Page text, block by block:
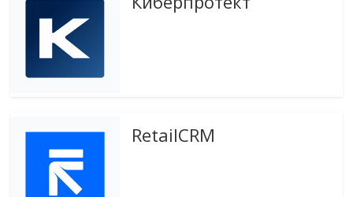
изменения
RetailCRM